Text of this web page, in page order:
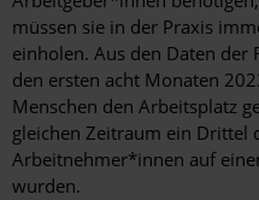
müssen sie in der Praxis
einholen. Aus den Daten der
den ersten acht Monaten
Menschen den Arbeitsplatz
gleichen Zeitraum ein Drittel
Arbeitnehmer*innen auf
wurden.